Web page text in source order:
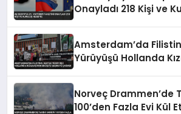
Onayladı 218 Kişi ve
Amsterdam’da
Yürüyüşü Hollanda
Norveç Drammen’de
100’den Fazla Evi Kül